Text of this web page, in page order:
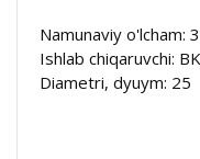
Namunaviy o'lcham:
Ishlab chiqaruvchi:
Diametri, dyuym: 25